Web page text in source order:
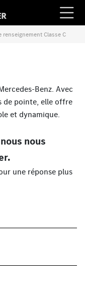
renseignement Classe C
Benz. Avec
de pointe, elle offre
et dynamique.
nous
une réponse plus